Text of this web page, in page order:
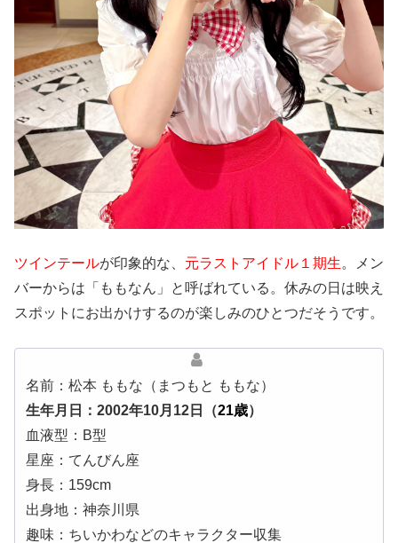
ツインテールが印象的な、 元ラストアイドル１期生。メン
バーからは「ももなん」と呼ばれている。休みの日は映え
スポットにお出かけするのが楽しみのひとつだそうです。
名前：松本 ももな（まつもと ももな）
生年月日：2002年10月12日（21歳）
血液型：B型
星座：てんびん座
身長：159cm
出身地：神奈川県
趣味：ちいかわなどのキャラクター収集